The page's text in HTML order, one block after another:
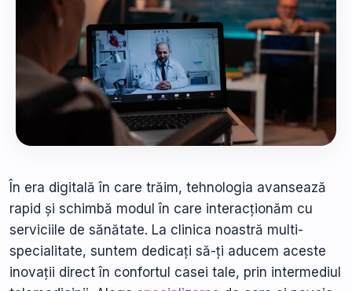
În era digitală în care trăim, tehnologia avansează
rapid și schimbă modul în care interacționăm cu
serviciile de sănătate. La clinica noastră multi-
specialitate, suntem dedicați să-ți aducem aceste
inovații direct în confortul casei tale, prin intermediul